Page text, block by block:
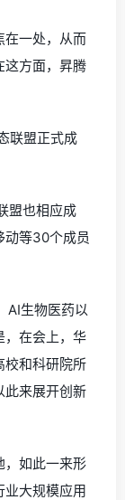
在一处，从而
这方面，昇腾
联盟正式成
盟也相应成
动等30个成员
AI生物医药以
，在会上，华
校和科研院所
此来展开创新
，如此一来形
业大规模应用